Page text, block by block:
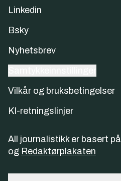
Linkedin
Bsky
Nyhetsbrev
Vilkår og bruksbetingelser
KI-retningslinjer
All journalistikk er basert på
og Redaktørplakaten